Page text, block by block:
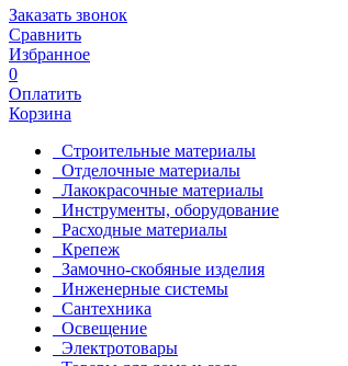
Заказать звонок
Сравнить
Избранное
0
Оплатить
Корзина
Строительные материалы
Отделочные материалы
Лакокрасочные материалы
Инструменты, оборудование
Расходные материалы
Крепеж
Замочно-скобяные изделия
Инженерные системы
Сантехника
Освещение
Электротовары